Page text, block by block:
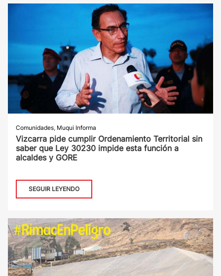
Comunidades, Muqui Informa
Vizcarra pide cumplir Ordenamiento Territorial sin
saber que Ley 30230 impide esta función a
alcaldes y GORE
SEGUIR LEYENDO